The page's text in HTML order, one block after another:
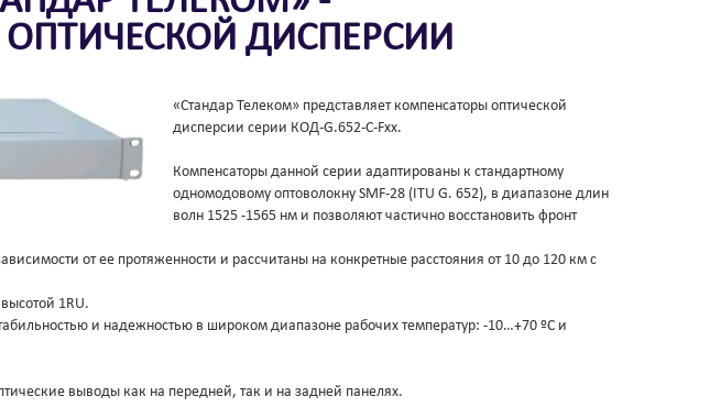
ДИСПЕРСИИ
«Стандар Телеком» представляет компенсаторы оптической
дисперсии серии КОД-G.652-C-Fxx.
Компенсаторы данной серии адаптированы к стандартному
одномодовому оптоволокну SMF-28 (ITU G. 652), в диапазоне длин
волн 1525 -1565 нм и позволяют частично восстановить фронт
от ее протяженности и рассчитаны на конкретные расстояния от 10 до 120 км с
1RU.
и надежностью в широком диапазоне рабочих температур: -10…+70 ºС и
выводы как на передней, так и на задней панелях.